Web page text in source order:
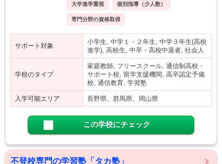
大学進学重視 個別指導（少人数）
専門分野の資格取得
サポート対象
小学生, 中学１・２年生, 中学３年生(高校
進学), 高校生, 中卒・高校中退者, 社会人
学校のタイプ
家庭教師, フリースクール, 通信制高校・
サポート校, 留学支援機関, 高卒認定予備
校, 通信教育, 学習塾
入学可能エリア 長野県、群馬県、岡山県
この学校にチェック
不登校専門の学習塾「タカ塾」